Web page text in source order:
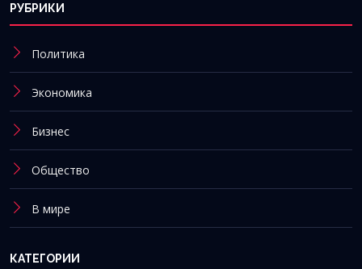
РУБРИКИ
Политика
Экономика
Бизнес
Общество
В мире
КАТЕГОРИИ